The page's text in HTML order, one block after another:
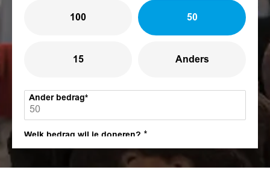
100 50
15 Anders
Ander bedrag
Welk bedrag wil je doneren?
30 15